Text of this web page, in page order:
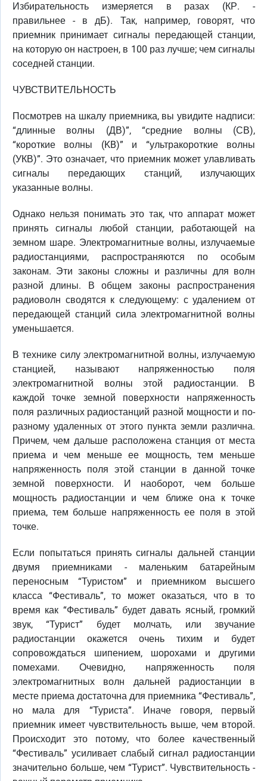
Избирательность измеряется в разах (КР. -
правильнее - в дБ). Так, например, говорят, что
приемник принимает сигналы передающей станции,
на которую он настроен, в 100 раз лучше; чем сигналы
соседней станции.
ЧУВСТВИТЕЛЬНОСТЬ
Посмотрев на шкалу приемника, вы увидите надписи:
“длинные волны (ДВ)”, “средние волны (СВ),
“короткие волны (KB)” и “ультракороткие волны
(УКВ)”. Это означает, что приемник может улавливать
сигналы передающих станций, излучающих
указанные волны.
Однако нельзя понимать это так, что аппарат может
принять сигналы любой станции, работающей на
земном шаре. Электромагнитные волны, излучаемые
радиостанциями, распространяются по особым
законам. Эти законы сложны и различны для волн
разной длины. В общем законы распространения
радиоволн сводятся к следующему: с удалением от
передающей станций сила электромагнитной волны
уменьшается.
В технике силу электромагнитной волны, излучаемую
станцией, называют напряженностью поля
электромагнитной волны этой радиостанции. В
каждой точке земной поверхности напряженность
поля различных радиостанций разной мощности и по-
разному удаленных от этого пункта земли различна.
Причем, чем дальше расположена станция от места
приема и чем меньше ее мощность, тем меньше
напряженность поля этой станции в данной точке
земной поверхности. И наоборот, чем больше
мощность радиостанции и чем ближе она к точке
приема, тем больше напряженность ее поля в этой
точке.
Если попытаться принять сигналы дальней станции
двумя приемниками - маленьким батарейным
переносным “Туристом” и приемником высшего
класса “Фестиваль”, то может оказаться, что в то
время как “Фестиваль” будет давать ясный, громкий
звук, “Турист” будет молчать, или звучание
радиостанции окажется очень тихим и будет
сопровождаться шипением, шорохами и другими
помехами. Очевидно, напряженность поля
электромагнитных волн дальней радиостанции в
месте приема достаточна для приемника “Фестиваль”,
но мала для “Туриста”. Иначе говоря, первый
приемник имеет чувствительность выше, чем второй.
Происходит это потому, что более качественный
“Фестиваль” усиливает слабый сигнал радиостанции
значительно больше, чем “Турист”. Чувствительность -